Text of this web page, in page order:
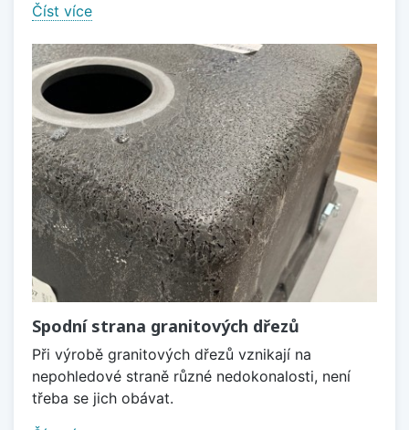
Číst více
Spodní strana granitových dřezů
Při výrobě granitových dřezů vznikají na
nepohledové straně různé nedokonalosti, není
třeba se jich obávat.